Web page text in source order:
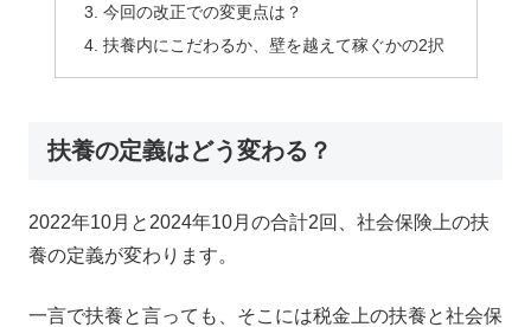
今回の改正での変更点は？
扶養内にこだわるか、壁を越えて稼ぐかの2択
扶養の定義はどう変わる？
2022年10月と2024年10月の合計2回、社会保険上の扶
養の定義が変わります。
一言で扶養と言っても、そこには税金上の扶養と社会保